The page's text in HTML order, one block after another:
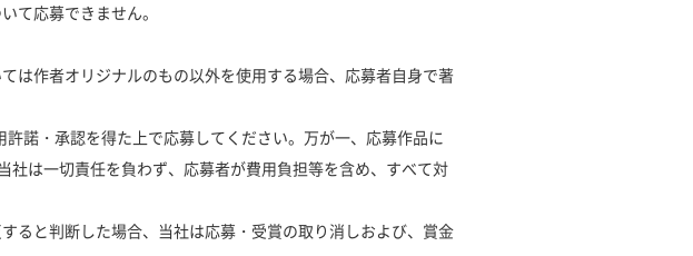
て応募できません。
は作者オリジナルのもの以外を使用する場合、応募者自身で著
諾・承認を得た上で応募してください。万が一、応募作品に
は一切責任を負わず、応募者が費用負担等を含め、すべて対
ると判断した場合、当社は応募・受賞の取り消しおよび、賞金